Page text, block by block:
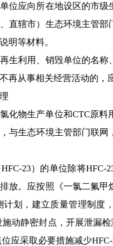
应向所在地设区的市级
直辖市）生态环境主管
明等材料。
利用、销毁单位的名称
再从事相关经营活动的，
物生产单位和CTC原料
与生态环境主管部门联
23）的单位除将HFC-
放。应按照《一氯二氟
计划，建立质量管理制度
动静密封点，开展泄漏
应采取必要措施减少HFC-